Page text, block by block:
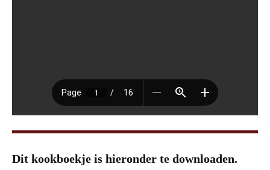
Dit kookboekje is hieronder te downloaden.